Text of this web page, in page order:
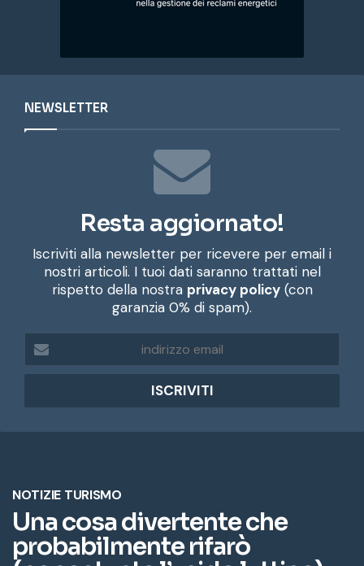
NEWSLETTER
Resta aggiornato!
Iscriviti alla newsletter per ricevere per email i
nostri articoli. I tuoi dati saranno trattati nel
rispetto della nostra privacy policy(con
garanzia 0% di spam).
d
r
e
m
a
i
l